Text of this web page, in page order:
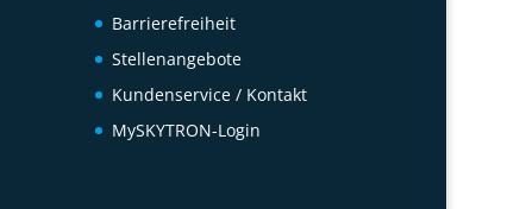
Barrierefreiheit
Stellenangebote
Kundenservice / Kontakt
MySKYTRON-Login